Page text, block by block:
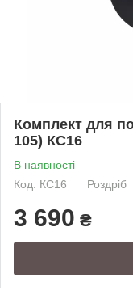
Комплект для
105) КС16
В наявності
Код: КС16
Роздріб
3 690 ₴